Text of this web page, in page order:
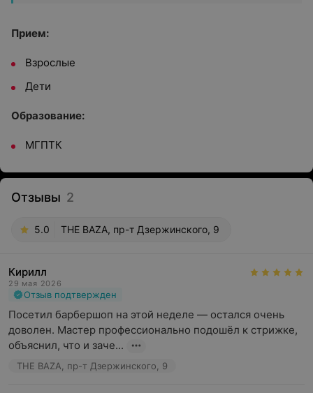
Прием:
Взрослые
Дети
Образование:
МГПТК
Отзывы 2
5.0 THE BAZA, пр-т Дзержинского, 9
Кирилл
29 мая 2026
Отзыв подтвержден
Посетил барбершоп на этой неделе — остался очень
доволен. Мастер профессионально подошёл к стрижке,
объяснил, что и заче...
THE BAZA, пр-т Дзержинского, 9